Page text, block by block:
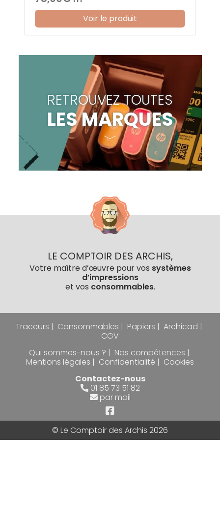
Voir le produit
RETROUVEZ TOUTES
LES MARQUES
LE COMPTOIR DES ARCHIS,
Votre maître d’œuvre pour vos systèmes
d’impressions
et vos consommables.
Traceurs Consommables Papiers
Archicad
CGV
Qui sommes-nous ?
Nos compétences
Mentions légales
Confidentialité
Cookies
Contactez-nous
01 85 73 51 82
par mail
© Le Comptoir des Archis 2026